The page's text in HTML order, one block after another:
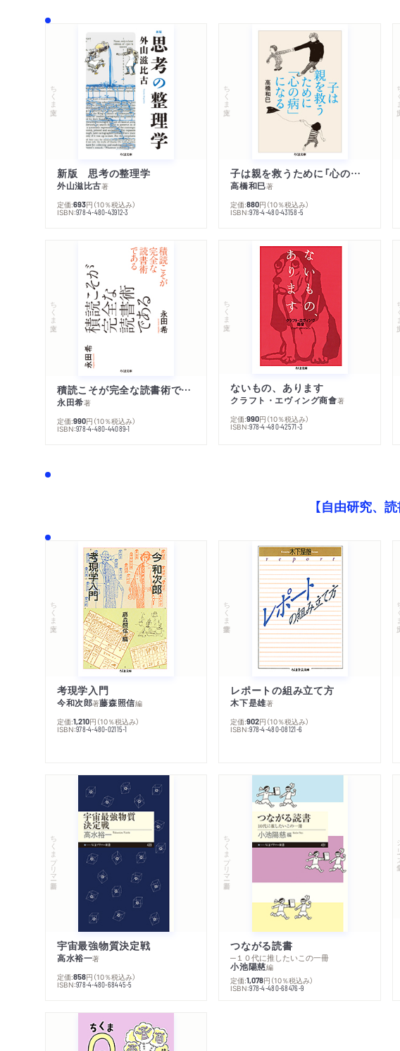
ちくま文庫
新版 思考の整理学
外山滋比古著
定価:693円 （10％税込み）
ISBN:978-4-480-43912-3
ちくま文庫
子は親を救うために「心の病」になる
高橋和巳著
定価:880円 （10％税込み）
ISBN:978-4-480-43158-5
ち
ちくま文庫
積読こそが完全な読書術である
永田希著
定価:990円 （10％税込み）
ISBN:978-4-480-44089-1
ちくま文庫
ないもの、あります
クラフト・エヴィング商會著
定価:990円 （10％税込み）
ISBN:978-4-480-42571-3
ち
【自由研究、
ちくま文庫
考現学入門
今和次郎著藤森照信編
定価:1,210円 （10％税込み）
ISBN:978-4-480-02115-1
ちくま学芸文庫
レポートの組み立て方
木下是雄著
定価:902円 （10％税込み）
ISBN:978-4-480-08121-6
ち
ちくまプリマー新書
宇宙最強物質決定戦
高水裕一著
定価:858円 （10％税込み）
ISBN:978-4-480-68445-5
ちくまプリマー新書
つながる読書
─１０代に推したいこの一冊
小池陽慈編
定価:1,078円 （10％税込み）
ISBN:978-4-480-68476-9
シ